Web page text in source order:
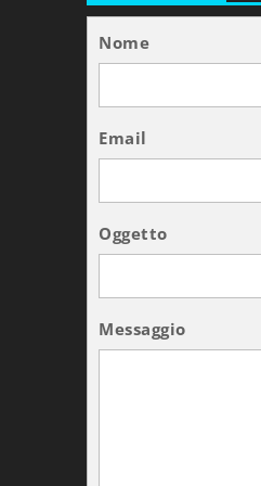
Nome
Email
Oggetto
Messaggio